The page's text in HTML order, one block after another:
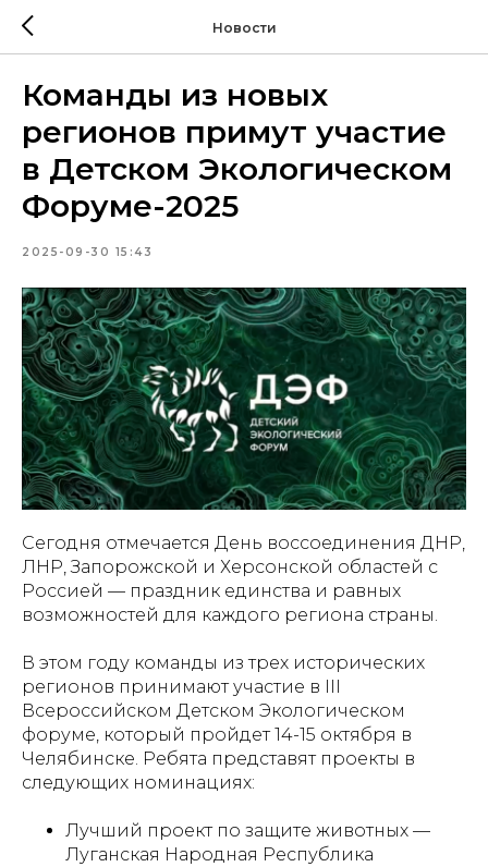
Новости
Команды из новых
регионов примут участие
в Детском Экологическом
Форуме-2025
2025-09-30 15:43
Сегодня отмечается День воссоединения ДНР,
ЛНР, Запорожской и Херсонской областей с
Россией — праздник единства и равных
возможностей для каждого региона страны.
В этом году команды из трех исторических
регионов принимают участие в III
Всероссийском Детском Экологическом
форуме, который пройдет 14-15 октября в
Челябинске. Ребята представят проекты в
следующих номинациях:
Лучший проект по защите животных —
Луганская Народная Республика